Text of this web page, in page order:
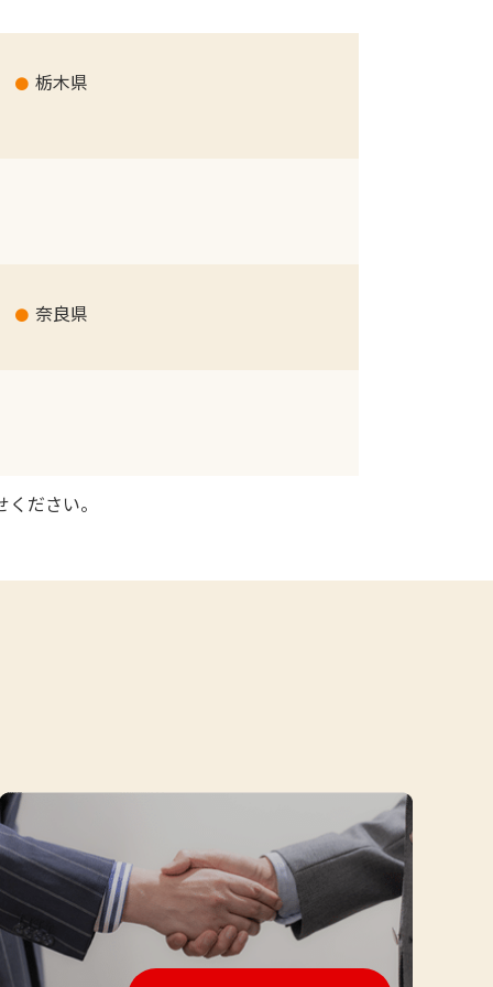
栃木県
奈良県
ださい。